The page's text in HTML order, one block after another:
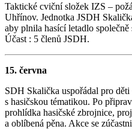
Taktické cviční složek IZS –
Uhřínov. Jednotka JSDH
aby plnila hasící letadlo
Účast : 5 členů JSDH.
15. června
SDH Skalička uspořádal pro
s hasičskou tématikou. Po
prohlídka hasičské zbrojnice,
a oblíbená pěna. Akce se